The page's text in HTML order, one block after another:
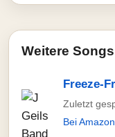
Weitere
Freeze-
Zuletzt
Bei